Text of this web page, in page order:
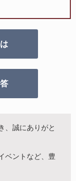
、誠にありがと
ベントなど、豊